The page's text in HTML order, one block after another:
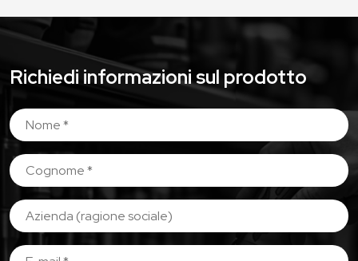
Richiedi informazioni sul prodotto